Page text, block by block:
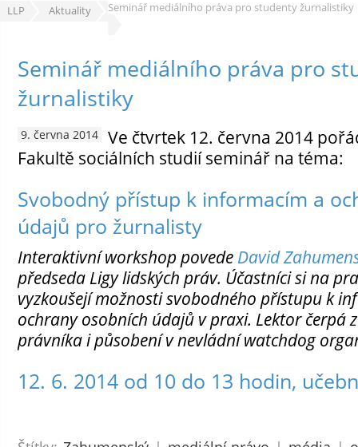
LLP Aktuality Seminář mediálního práva pro studenty žurnalistiky
Seminář mediálního práva pro
žurnalistiky
9. června 2014
Ve čtvrtek 12. června 2014
Fakultě sociálních studií seminář na téma:
Svobodný přístup k informacím a
údajů pro žurnalisty
Interaktivní workshop povede David
předseda Ligy lidských práv. Účastníci si na
vyzkoušejí možnosti svobodného přístupu k
ochrany osobních údajů v praxi. Lektor čerpá
právníka i působení v nevládní watchdog
12. 6. 2014 od 10 do 13 hodin,